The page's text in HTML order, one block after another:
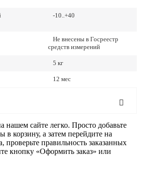
-10..+40
Не внесены в Госреестр
средств измерений
5 кг
12 мес
нашем сайте легко. Просто добавьте
в корзину, а затем перейдите на
проверьте правильность заказанных
кнопку «Оформить заказ» или